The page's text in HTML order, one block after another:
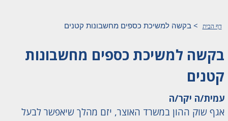
דף הבית >בקשה למשיכת כספים מחשבונות קטנים
בקשה למשיכת כספים מחשבונות
קטנים
עמית/ה יקר/ה
אגף שוק ההון במשרד האוצר, יזם מהלך שיאפשר לבעל